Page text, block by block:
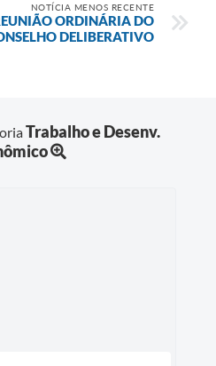
NOTÍCIA MENOS RECENTE
ORDINÁRIA DO
DELIBERATIVO
Trabalho e Desenv.